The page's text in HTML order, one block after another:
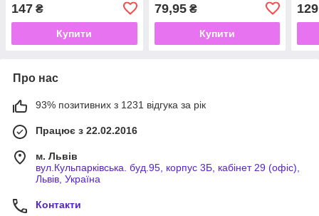
147 ₴
Купити
79,95₴
Купити
129
Про нас
93% позитивних з 1231 відгука за рік
Працює з 22.02.2016
м. Львів
вул.Кульпарківська. буд.95, корпус 3Б, кабінет 29 (офіс),
Львів, Україна
Контакти